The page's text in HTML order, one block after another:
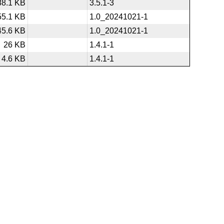
KB
3.5.1-3
KB
1.0_20241021-1
KB
1.0_20241021-1
26 KB
1.4.1-1
4.6 KB
1.4.1-1